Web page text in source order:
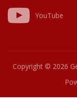
YouTube
Copyright © 2026